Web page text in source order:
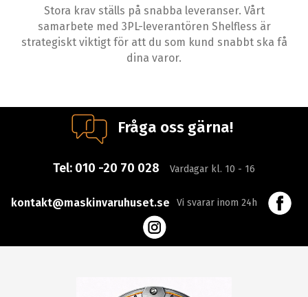
Stora krav ställs på snabba leveranser. Vårt
samarbete med 3PL-leverantören Shelfless är
strategiskt viktigt för att du som kund snabbt ska få
dina varor.
Fråga oss gärna!
Tel: 010 -20 70 028 Vardagar kl. 10 - 16
kontakt@maskinvaruhuset.se Vi svarar inom 24h